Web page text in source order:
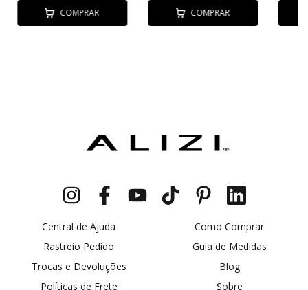
COMPRAR COMPRAR
Central de Ajuda
Rastreio Pedido
Trocas e Devoluções
Políticas de Frete
Como Comprar
Guia de Medidas
Blog
Sobre